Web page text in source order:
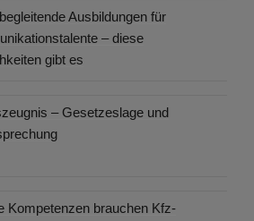
Ausbildungen für
– diese
gibt es
– Gesetzeslage und
Kompetenzen brauchen Kfz-